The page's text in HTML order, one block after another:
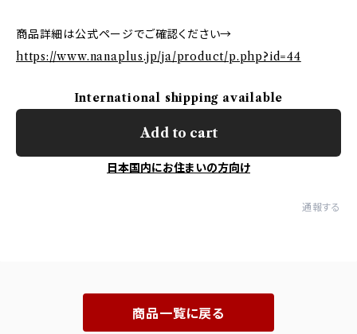
商品詳細は公式ページでご確認ください→
https://www.nanaplus.jp/ja/product/p.php?id=44
International shipping available
Add to cart
日本国内にお住まいの方向け
通報する
商品一覧に戻る